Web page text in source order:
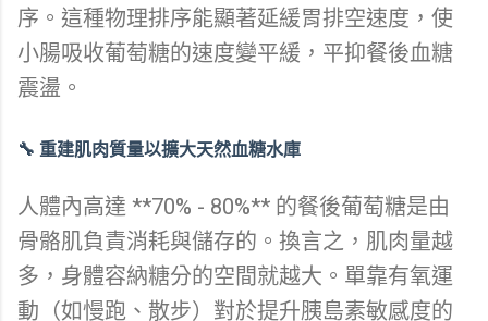
序。這種物理排序能顯著延緩胃排空速度，使
小腸吸收葡萄糖的速度變平緩，平抑餐後血糖
震盪。
🔧 重建肌肉質量以擴大天然血糖水庫
人體內高達 **70% - 80%** 的餐後葡萄糖是由
骨骼肌負責消耗與儲存的。換言之，肌肉量越
多，身體容納糖分的空間就越大。單靠有氧運
動（如慢跑、散步）對於提升胰島素敏感度的